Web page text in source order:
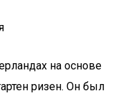
на основе
ризен. Он был